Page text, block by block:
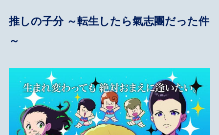
推しの子分 ～転生したら氣志團だった件
～